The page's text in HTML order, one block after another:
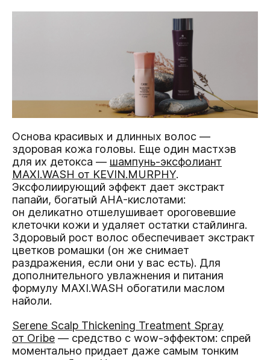
Основа красивых и длинных волос —
здоровая кожа головы. Еще один мастхэв
для их детокса — шампунь-эксфолиант
MAXI.WASH от KEVIN.MURPHY.
Эксфолиирующий эффект дает экстракт
папайи, богатый AHA-кислотами:
он деликатно отшелушивает ороговевшие
клеточки кожи и удаляет остатки стайлинга.
Здоровый рост волос обеспечивает экстракт
цветков ромашки (он же снимает
раздражения, если они у вас есть). Для
дополнительного увлажнения и питания
формулу MAXI.WASH обогатили маслом
найоли.
Serene Scalp Thickening Treatment Spray
от Oribe — средство с wow-эффектом: спрей
моментально придает даже самым тонким